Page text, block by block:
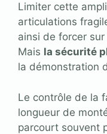
Limiter cette
articulations
ainsi de forcer
Mais la sécurité
la démonstration
Le contrôle de la
longueur de
parcourt souvent